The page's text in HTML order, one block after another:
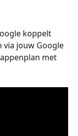
koppelt
via jouw Google
met